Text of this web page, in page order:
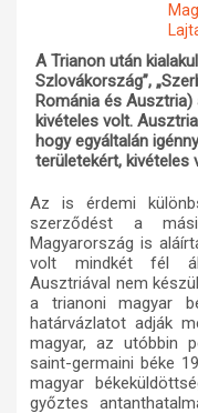
A Trianon után
Szlovákország”,
Románia és
kivételes volt.
hogy egyáltalán
területekért, kivételes
Az is érdemi
szerződést a
Magyarország is
volt mindkét fél
Ausztriával nem
a trianoni magyar
határvázlatot adják
magyar, az utóbbin
saint-germaini béke
magyar
győztes